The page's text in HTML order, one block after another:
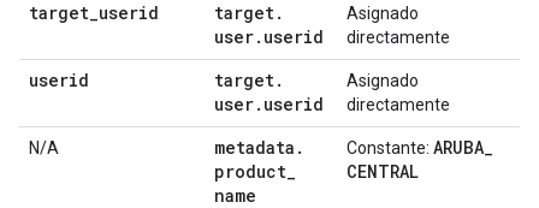
target_userid target.
user. userid
Asignado
directamente
userid target.
user. userid
Asignado
directamente
N/A metadata .
product_
name
Constante: ARUBA_
CENTRAL